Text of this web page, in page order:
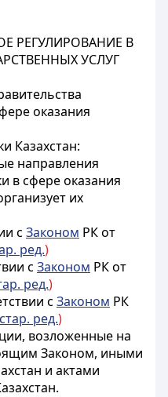
РЕГУЛИРОВАНИЕ В
УСЛУГ
оказания
Казахстан:
направления
в сфере оказания
их
с Законом РК от
ред.)
с Законом РК от
ред.)
с Законом РК
ред.)
возложенные на
Законом, иными
и актами